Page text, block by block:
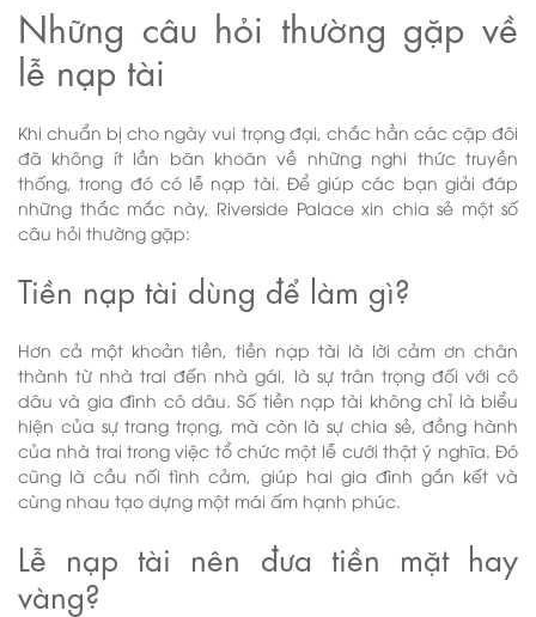
Những câu hỏi thường gặp về
lễ nạp tài
Khi chuẩn bị cho ngày vui trọng đại, chắc hẳn các cặp đôi
đã không ít lần băn khoăn về những nghi thức truyền
thống, trong đó có lễ nạp tài. Để giúp các bạn giải đáp
những thắc mắc này, Riverside Palace xin chia sẻ một số
câu hỏi thường gặp:
Tiền nạp tài dùng để làm gì?
Hơn cả một khoản tiền, tiền nạp tài là lời cảm ơn chân
thành từ nhà trai đến nhà gái, là sự trân trọng đối với cô
dâu và gia đình cô dâu. Số tiền nạp tài không chỉ là biểu
hiện của sự trang trọng, mà còn là sự chia sẻ, đồng hành
của nhà trai trong việc tổ chức một lễ cưới thật ý nghĩa. Đó
cũng là cầu nối tình cảm, giúp hai gia đình gắn kết và
cùng nhau tạo dựng một mái ấm hạnh phúc.
Lễ nạp tài nên đưa tiền mặt hay
vàng?